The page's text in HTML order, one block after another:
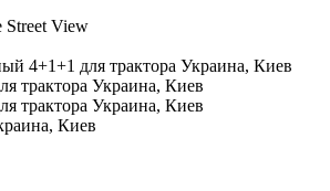
Street View
4+1+1 для трактора Украина, Киев
трактора Украина, Киев
трактора Украина, Киев
Киев